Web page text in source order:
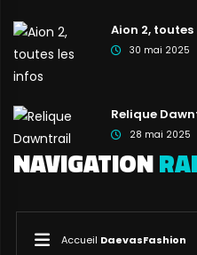
Aion 2,
30 mai 2025
Relique
28 mai 2025
NAVIGATION
Accueil DaevasFashion